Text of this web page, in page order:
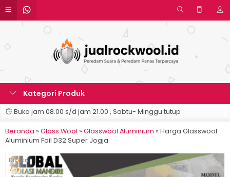
Kategori Produk
Buka jam 08.00 s/d jam 21.00 , Sabtu- Minggu tutup
Beranda » Glass Wool » Glasswool Aluminium » Harga Glasswool
Aluminium Foil D32 Super Jogja
Diskon
7%